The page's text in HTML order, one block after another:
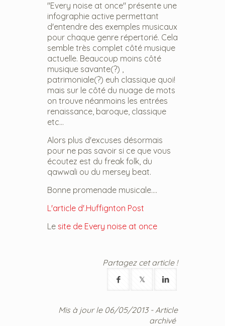
"Every noise at once" présente une
infographie active permettant
d'entendre des exemples musicaux
pour chaque genre répertorié. Cela
semble très complet côté musique
actuelle. Beaucoup moins côté
musique savante(?) ,
patrimoniale(?) euh classique quoi!
mais sur le côté du nuage de mots
on trouve néanmoins les entrées
renaissance, baroque, classique
etc...
Alors plus d'excuses désormais
pour ne pas savoir si ce que vous
écoutez est du freak folk, du
qawwali ou du mersey beat.
Bonne promenade musicale....
L'article d'.Huffignton Post
Le site de Every noise at once
Partagez cet article !
Mis à jour le 06/05/2013 - Article
archivé